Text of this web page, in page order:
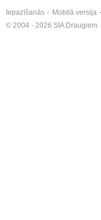
Iepazīšanās Mobilā versija
© 2004 - 2026 SIA Draugiem